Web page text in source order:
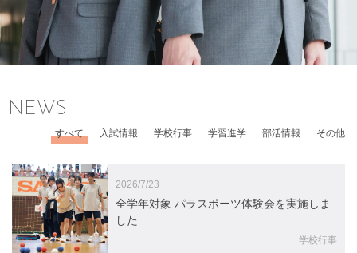
NEWS
すべて 入試情報 学校行事 学習進学 部活情報 その他
2026/7/23
全学年対象 パラスポーツ体験会を実施しま
した
学校行事